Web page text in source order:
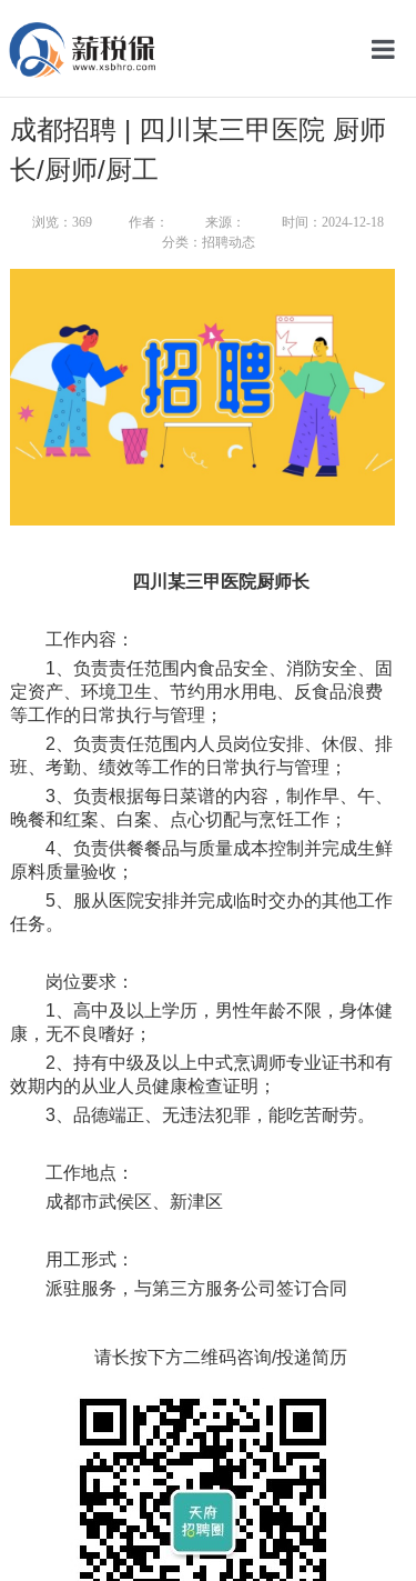
网
成都招聘 | 四川某三甲医院 厨师
长/厨师/厨工
浏览： 369 作者： 来源：
时间：2024-12-18
分类：招聘动态
四川某三甲医院厨师长
工作内容：
1、负责责任范围内食品安全、消防安全、固
定资产、环境卫生、节约用水用电、反食品浪费
等工作的日常执行与管理；
2、负责责任范围内人员岗位安排、休假、排
班、考勤、绩效等工作的日常执行与管理；
3、负责根据每日菜谱的内容，制作早、午、
晚餐和红案、白案、点心切配与烹饪工作；
4、负责供餐餐品与质量成本控制并完成生鲜
原料质量验收；
5、服从医院安排并完成临时交办的其他工作
任务。
岗位要求：
1、高中及以上学历，男性年龄不限，身体健
康，无不良嗜好；
2、持有中级及以上中式烹调师专业证书和有
效期内的从业人员健康检查证明；
3、品德端正、无违法犯罪，能吃苦耐劳。
工作地点：
成都市武侯区、新津区
用工形式：
派驻服务，与第三方服务公司签订合同
请长按下方二维码咨询/投递简历